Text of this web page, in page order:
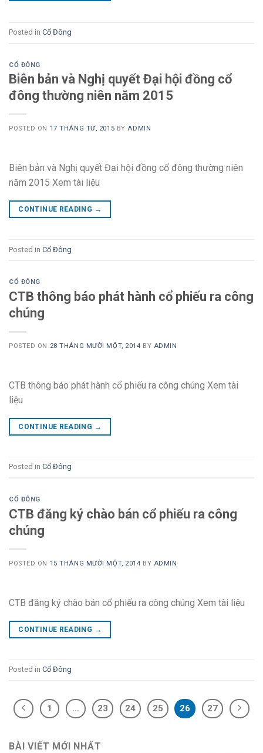
Posted in Cổ Đông
CỔ ĐÔNG
Biên bản và Nghị quyết Đại hội đồng cổ
đông thường niên năm 2015
POSTED ON 17 THÁNG TƯ, 2015 BYADMIN
Biên bản và Nghị quyết Đại hội đồng cổ đông thường niên
năm 2015 Xem tài liệu
CONTINUE READING →
Posted in Cổ Đông
CỔ ĐÔNG
CTB thông báo phát hành cổ phiếu ra công
chúng
POSTED ON 28 THÁNG MƯỜI MỘT, 2014 BY ADMIN
CTB thông báo phát hành cổ phiếu ra công chúng Xem tài
liệu
CONTINUE READING →
Posted in Cổ Đông
CỔ ĐÔNG
CTB đăng ký chào bán cổ phiếu ra công
chúng
POSTED ON 15 THÁNG MƯỜI MỘT, 2014 BY ADMIN
CTB đăng ký chào bán cổ phiếu ra công chúng Xem tài liệu
CONTINUE READING →
Posted in Cổ Đông
1 … 23 24 25 26 27
BÀI VIẾT MỚI NHẤT